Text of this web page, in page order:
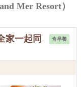
Mer Resort）
含早餐
家一起同